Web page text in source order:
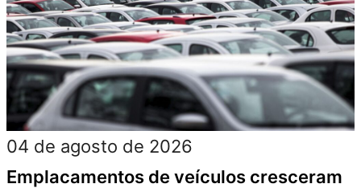
04 de agosto de 2026
Emplacamentos de veículos cresceram